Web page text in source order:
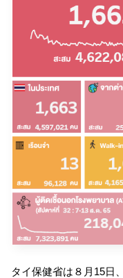
タイ保健省は８月15日